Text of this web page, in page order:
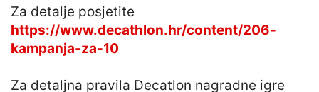
Za detalje posjetite
https://www.decathlon.hr/content/206-
kampanja-za-10
Za detaljna pravila Decatlon nagradne igre